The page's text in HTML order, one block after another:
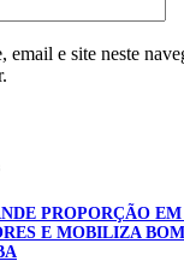
email e site neste
PROPORÇÃO
E MOBILIZA